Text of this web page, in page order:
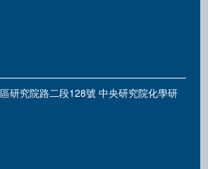
研究院路二段128號 中央研究院化學研